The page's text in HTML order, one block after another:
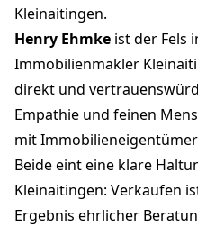
Kleinaitingen.
Henry Ehmke ist der Fels
Immobilienmakler
direkt und
Empathie und feinen
mit
Beide eint eine klare
Kleinaitingen: Verkaufen
Ergebnis ehrlicher